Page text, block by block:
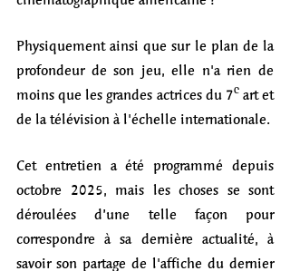
Physiquement ainsi que sur le plan de la
profondeur de son jeu, elle n'a rien de
moins que les grandes actrices du 7ᵉ art et
de la télévision à l'échelle internationale.
Cet entretien a été programmé depuis
octobre 2025, mais les choses se sont
déroulées d’une telle façon pour
correspondre à sa dernière actualité, à
savoir son partage de l'affiche du dernier